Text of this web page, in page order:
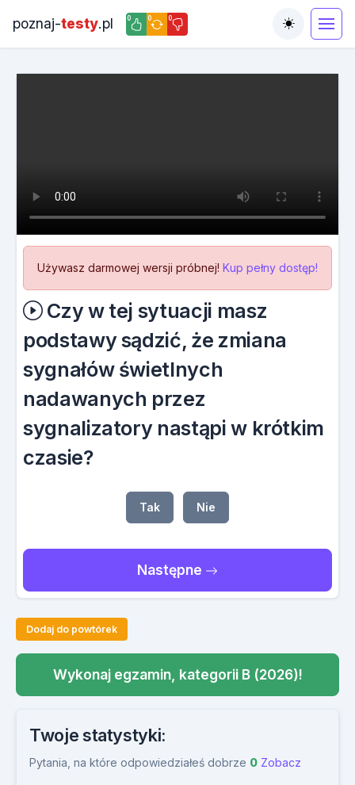
poznaj-testy.pl 0 0 0
Toggle
Używasz darmowej wersji próbnej! Kup pełny dostęp!
Czy w tej sytuacji masz
podstawy sądzić, że zmiana
sygnałów świetlnych
nadawanych przez
sygnalizatory nastąpi w krótkim
czasie?
Tak Nie
Następne
Dodaj do powtórek
Wykonaj egzamin, kategorii B (2026)!
Twoje statystyki:
Pytania, na które odpowiedziałeś dobrze 0 Zobacz